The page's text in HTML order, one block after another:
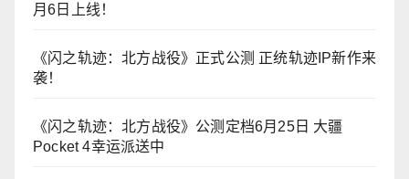
月6日上线！
《闪之轨迹：北方战役》正式公测 正统轨迹IP新作来
袭！
《闪之轨迹：北方战役》公测定档6月25日 大疆
Pocket 4幸运派送中